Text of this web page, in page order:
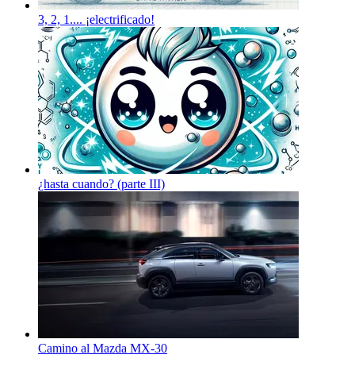
3, 2, 1.... ¡electrificado!
¿hasta cuando? (parte III)
Camino al Mazda MX-30